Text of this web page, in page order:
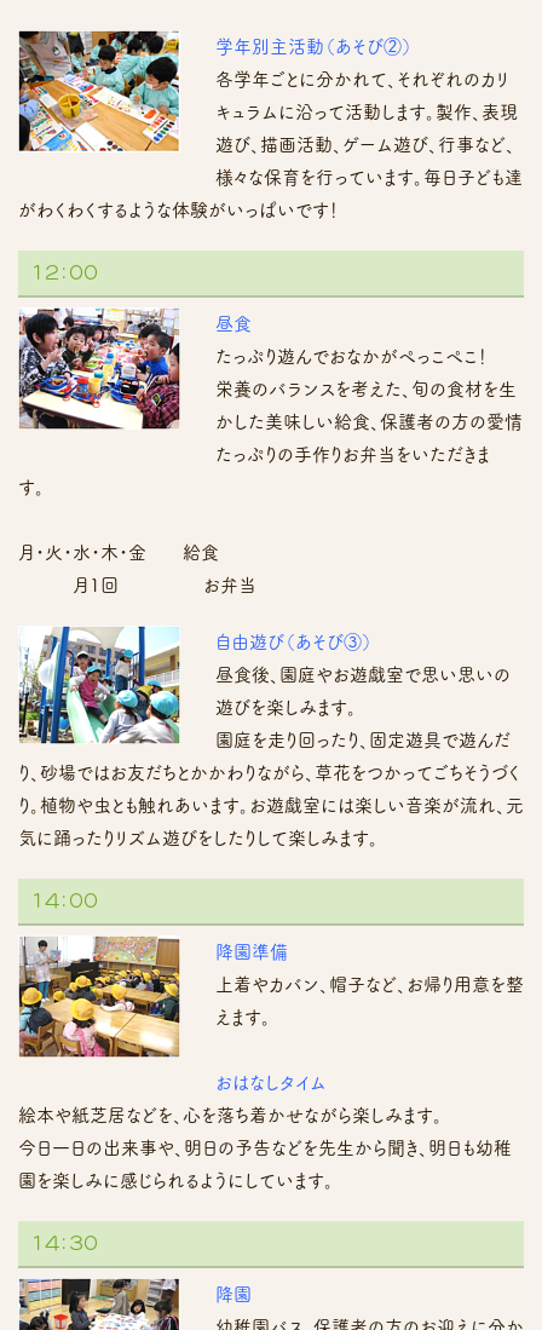
学年別主活動（あそび②）
各学年ごとに分かれて、それぞれのカリ
キュラムに沿って活動します。製作、表現
遊び、描画活動、ゲーム遊び、行事など、
様々な保育を行っています。毎日子ども達
がわくわくするような体験がいっぱいです！
１２：００
昼食
たっぷり遊んでおなかがぺっこぺこ！
栄養のバランスを考えた、旬の食材を生
かした美味しい給食、保護者の方の愛情
たっぷりの手作りお弁当をいただきま
す。
月・火・水・木・金 給食
月1回 お弁当
自由遊び（あそび③）
昼食後、園庭やお遊戯室で思い思いの
遊びを楽しみます。
園庭を走り回ったり、固定遊具で遊んだ
り、砂場ではお友だちとかかわりながら、草花をつかってごちそうづく
り。植物や虫とも触れあいます。お遊戯室には楽しい音楽が流れ、元
気に踊ったりリズム遊びをしたりして楽しみます。
１４：００
降園準備
上着やカバン、帽子など、お帰り用意を整
えます。
おはなしタイム
絵本や紙芝居などを、心を落ち着かせながら楽しみます。
今日一日の出来事や、明日の予告などを先生から聞き、明日も幼稚
園を楽しみに感じられるようにしています。
１４：３０
降園